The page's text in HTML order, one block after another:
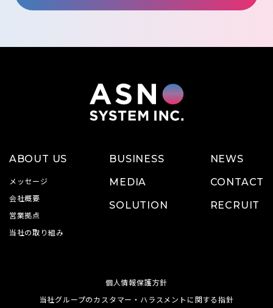
ABOUT US
メッセージ
会社概要
営業拠点
当社の取り組み
BUSINESS
MEDIA
SOLUTION
NEWS
CONTACT
RECRUIT
個人情報保護方針
当社グループのカスタマー・ハラスメントに関する指針